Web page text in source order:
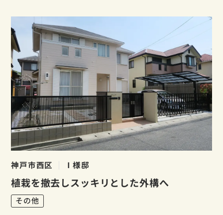
神戸市西区 Ⅰ様邸
植栽を撤去しスッキリとした外構へ
その他